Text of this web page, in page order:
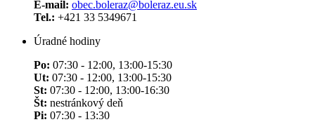
E-mail: obec.boleraz@boleraz.eu.sk
Tel.: +421 33 5349671
Úradné hodiny
Po: 07:30 - 12:00, 13:00-15:30
Ut: 07:30 - 12:00, 13:00-15:30
St: 07:30 - 12:00, 13:00-16:30
Št: nestránkový deň
Pi: 07:30 - 13:30